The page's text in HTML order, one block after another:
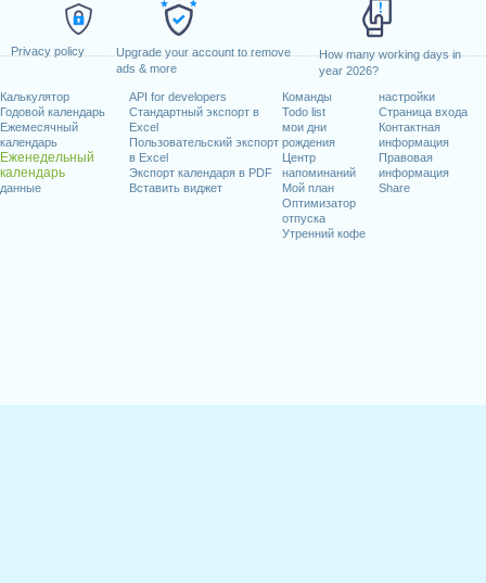
Privacy policy
Upgrade your account to remove
ads & more
How many working days in
year 2026?
Калькулятор
Годовой календарь
Ежемесячный
календарь
Еженедельный
календарь
данные
API for developers
Стандартный экспорт в
Excel
Пользовательский экспорт
в Excel
Экспорт календаря в PDF
Вставить виджет
Команды
Todo list
мои дни
рождения
Центр
напоминаний
Мой план
Оптимизатор
отпуска
Утренний кофе
настройки
Страница входа
Контактная
информация
Правовая
информация
Share